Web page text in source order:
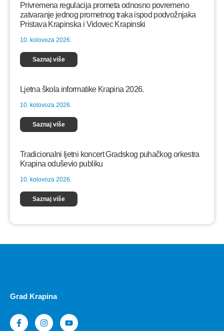
Privremena regulacija prometa odnosno povremeno
zatvaranje jednog prometnog traka ispod podvožnjaka
Pristava Krapinska i Vidovec Krapinski
10. kolovoza 2026.
Saznaj više
Ljetna škola informatike Krapina 2026.
10. kolovoza 2026.
Saznaj više
Tradicionalni ljetni koncert Gradskog puhačkog orkestra
Krapina oduševio publiku
10. kolovoza 2026.
Saznaj više
Grad Krapina